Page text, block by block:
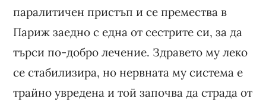
паралитичен пристъп и се премества в
Париж заедно с една от сестрите си, за да
търси по-добро лечение. Здравето му леко
се стабилизира, но нервната му система е
трайно увредена и той започва да страда от